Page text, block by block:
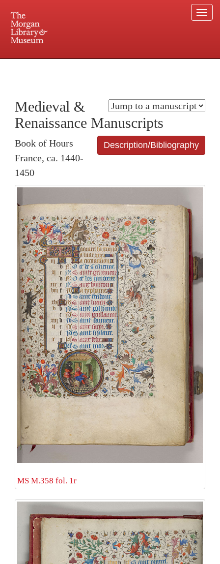
Central and Penn Station
Medieval &
Renaissance Manuscripts
Description/Bibliography
Book of Hours
France, ca. 1440-
1450
MS M.358 fol. 1r